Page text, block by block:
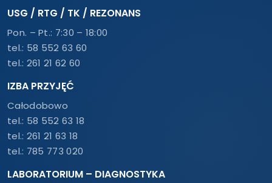
USG / RTG / TK / REZONANS
Pon. – Pt.: 7:30 – 18:00
tel.: 58 552 63 60
tel.: 261 21 62 60
IZBA PRZYJĘĆ
Całodobowo
tel.: 58 552 63 18
tel.: 261 21 63 18
tel.: 785 773 020
LABORATORIUM – DIAGNOSTYKA